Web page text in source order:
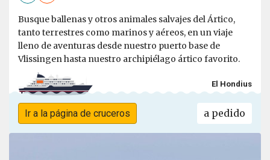
Busque ballenas y otros animales salvajes del Ártico,
tanto terrestres como marinos y aéreos, en un viaje
lleno de aventuras desde nuestro puerto base de
Vlissingen hasta nuestro archipiélago ártico favorito.
El Hondius
Ir a la página de cruceros a pedido